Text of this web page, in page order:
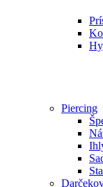
Piercing